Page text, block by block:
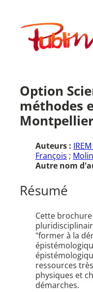
contenuPublimath
Option
méthodes
Auteurs :
François ;
Autre nom
Résumé
Cette
"former à la
ressources
physiques et
démarches.